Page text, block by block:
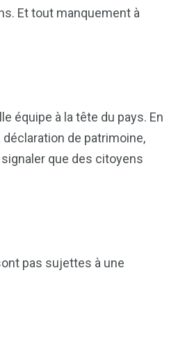
Et tout manquement à
équipe à la tête du pays. En
de patrimoine,
que des citoyens
pas sujettes à uneZambie